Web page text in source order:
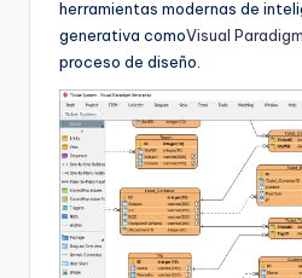
&
D
herramientas modernas de
generativa comoVisual Paradigm
proceso de diseño.